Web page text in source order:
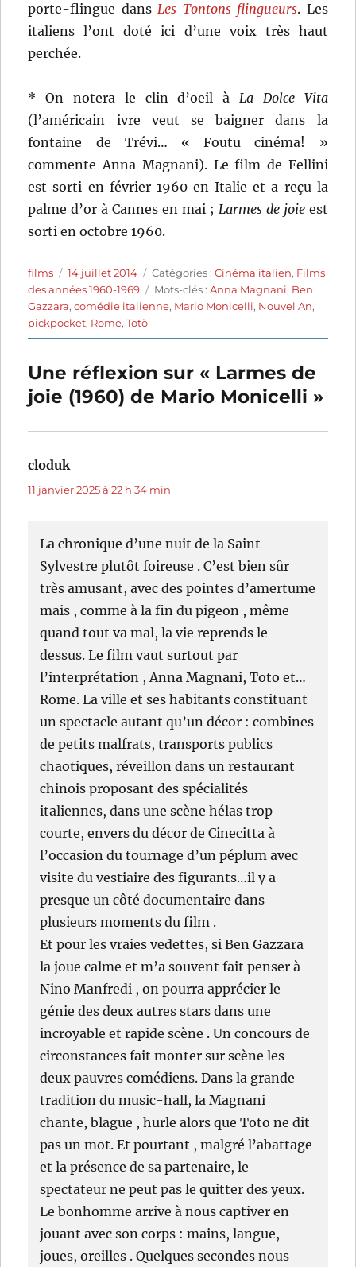
porte-flingue dansLes Tontons flingueurs. Les
italiens l’ont doté ici d’une voix très haut
perchée.
* On notera le clin d’oeil àLa Dolce Vita
(l’américain ivre veut se baigner dans la
fontaine de Trévi… « Foutu cinéma! »
commente Anna Magnani). Le film de Fellini
est sorti en février 1960 en Italie et a reçu la
palme d’or à Cannes en mai ; Larmes de joieest
sorti en octobre 1960.
Auteur
films
Publié
le
14 juillet 2014 Catégories
Catégories :Cinéma italien, Films
des années 1960-1969
Étiquettes
Mots-clés :Anna Magnani, Ben
Gazzara,comédie italienne, Mario Monicelli, Nouvel An,
pickpocket, Rome,Totò
Une réflexion sur « Larmes de
joie (1960) de Mario Monicelli »
clodukdit :
11 janvier 2025 à 22 h 34 min
La chronique d’une nuit de la Saint
Sylvestre plutôt foireuse . C’est bien sûr
très amusant, avec des pointes d’amertume
mais , comme à la fin du pigeon , même
quand tout va mal, la vie reprends le
dessus. Le film vaut surtout par
l’interprétation , Anna Magnani, Toto et…
Rome. La ville et ses habitants constituant
un spectacle autant qu’un décor : combines
de petits malfrats, transports publics
chaotiques, réveillon dans un restaurant
chinois proposant des spécialités
italiennes, dans une scène hélas trop
courte, envers du décor de Cinecitta à
l’occasion du tournage d’un péplum avec
visite du vestiaire des figurants…il y a
presque un côté documentaire dans
plusieurs moments du film .
Et pour les vraies vedettes, si Ben Gazzara
la joue calme et m’a souvent fait penser à
Nino Manfredi , on pourra apprécier le
génie des deux autres stars dans une
incroyable et rapide scène . Un concours de
circonstances fait monter sur scène les
deux pauvres comédiens. Dans la grande
tradition du music-hall, la Magnani
chante, blague , hurle alors que Toto ne dit
pas un mot. Et pourtant , malgré l’abattage
et la présence de sa partenaire, le
spectateur ne peut pas le quitter des yeux.
Le bonhomme arrive à nous captiver en
jouant avec son corps : mains, langue,
joues, oreilles . Quelques secondes nous